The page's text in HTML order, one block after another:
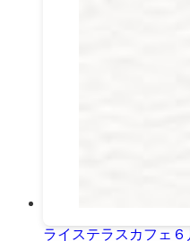
ライステラスカフェ